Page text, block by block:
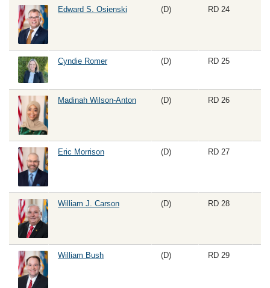
Edward S. Osienski (D) RD 24
Cyndie Romer (D) RD 25
Madinah Wilson-Anton (D) RD 26
Eric Morrison (D) RD 27
William J. Carson (D) RD 28
William Bush (D) RD 29